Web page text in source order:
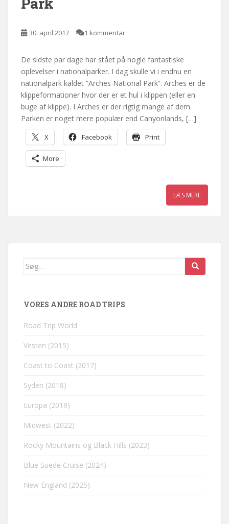
30. april 2017 1 kommentar
De sidste par dage har stået på nogle fantastiske
oplevelser i nationalparker. I dag skulle vi i endnu en
nationalpark kaldet “Arches National Park”. Arches er de
klippeformationer hvor der er et hul i klippen (eller en
buge af klippe). I Arches er der rigtig mange af dem.
Parken er noget mere populær end Canyonlands, […]
X Facebook Print
More
LÆS MERE
Søg
VORES ANDRE ROAD TRIPS
Road Trip World
Vesten (2015)
Coast to Coast (2017)
Syden (2018)
Europa (2019)
Midwest (2022)
Rocky Mountains og Black Hills (2023)
Blue Suede Cruise (2024)
New England (2025)